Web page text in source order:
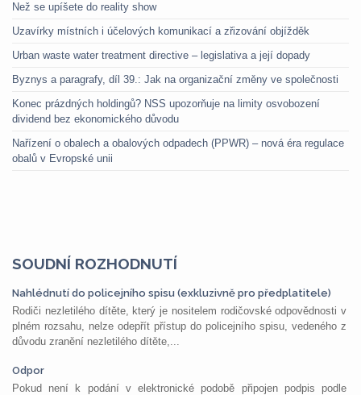
Než se upíšete do reality show
Uzavírky místních i účelových komunikací a zřizování objížděk
Urban waste water treatment directive – legislativa a její dopady
Byznys a paragrafy, díl 39.: Jak na organizační změny ve společnosti
Konec prázdných holdingů? NSS upozorňuje na limity osvobození
dividend bez ekonomického důvodu
Nařízení o obalech a obalových odpadech (PPWR) – nová éra regulace
obalů v Evropské unii
SOUDNÍ ROZHODNUTÍ
Nahlédnutí do policejního spisu (exkluzivně pro předplatitele)
Rodiči nezletilého dítěte, který je nositelem rodičovské odpovědnosti v
plném rozsahu, nelze odepřít přístup do policejního spisu, vedeného z
důvodu zranění nezletilého dítěte,...
Odpor
Pokud není k podání v elektronické podobě připojen podpis podle